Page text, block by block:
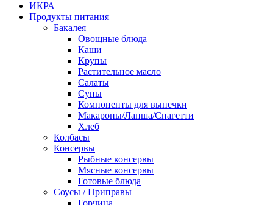
ИКРА
Продукты питания
Бакалея
Овощные блюда
Каши
Крупы
Растительное масло
Салаты
Супы
Компоненты для выпечки
Макароны/Лапша/Спагетти
Хлеб
Колбасы
Консервы
Рыбные консервы
Мясные консервы
Готовые блюда
Соусы / Приправы
Горчица